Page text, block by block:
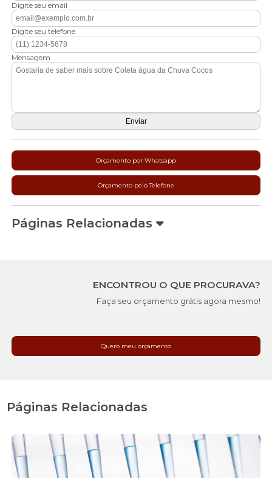
Digite seu email
Digite seu telefone
Mensagem
Orçamento por Whatsapp
Orçamento pelo Telefone
Páginas Relacionadas
ENCONTROU O QUE PROCURAVA?
Faça seu orçamento grátis agora mesmo!
Quero meu orçamento
Páginas Relacionadas